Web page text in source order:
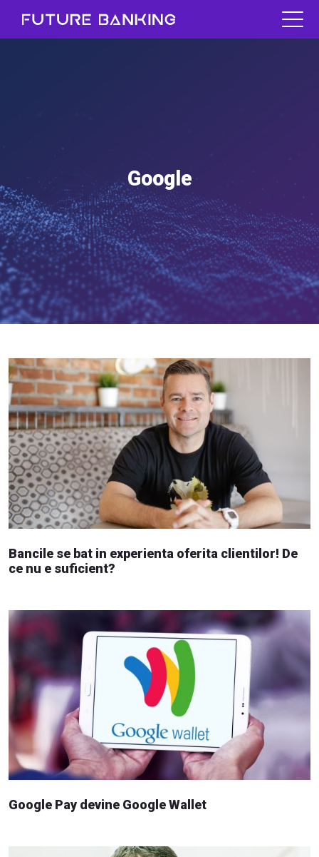
Google
Bancile se bat in experienta oferita clientilor! De
ce nu e suficient?
Google Pay devine Google Wallet